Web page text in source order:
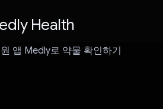
Health
앱 Medly로 약물 확인하기